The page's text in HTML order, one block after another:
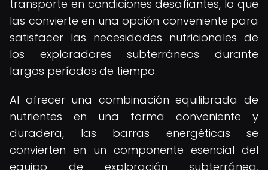
transporte en condiciones desafiantes, lo que
las convierte en una opción conveniente para
satisfacer las necesidades nutricionales de
los exploradores subterráneos durante
largos períodos de tiempo.
Al ofrecer una combinación equilibrada de
nutrientes en una forma conveniente y
duradera, las barras energéticas se
convierten en un componente esencial del
equipo de exploración subterránea,